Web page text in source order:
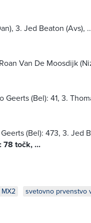
3. Jed Beaton (Avs),
Van De Moosdijk
Geerts (Bel): 41, 3.
(Bel): 473, 3. Jed
78 točk, ...
MX2
svetovno prvenstvo